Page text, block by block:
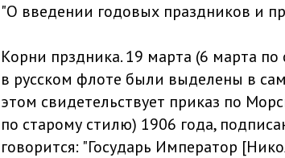
"О введении годовых праздников и
Корни прздника. 19 марта (6 марта
в русском флоте были выделены в
этом свидетельствует приказ по
по старому стилю) 1906 года,
говорится: "Государь Император